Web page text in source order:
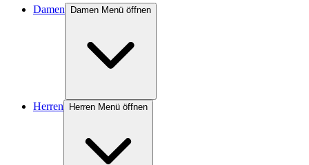
Damen Damen Menü öffnen
Herren Herren Menü öffnen